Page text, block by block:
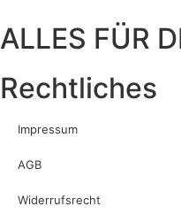
ALLES FÜR
Rechtliches
Impressum
AGB
Widerrufsrecht